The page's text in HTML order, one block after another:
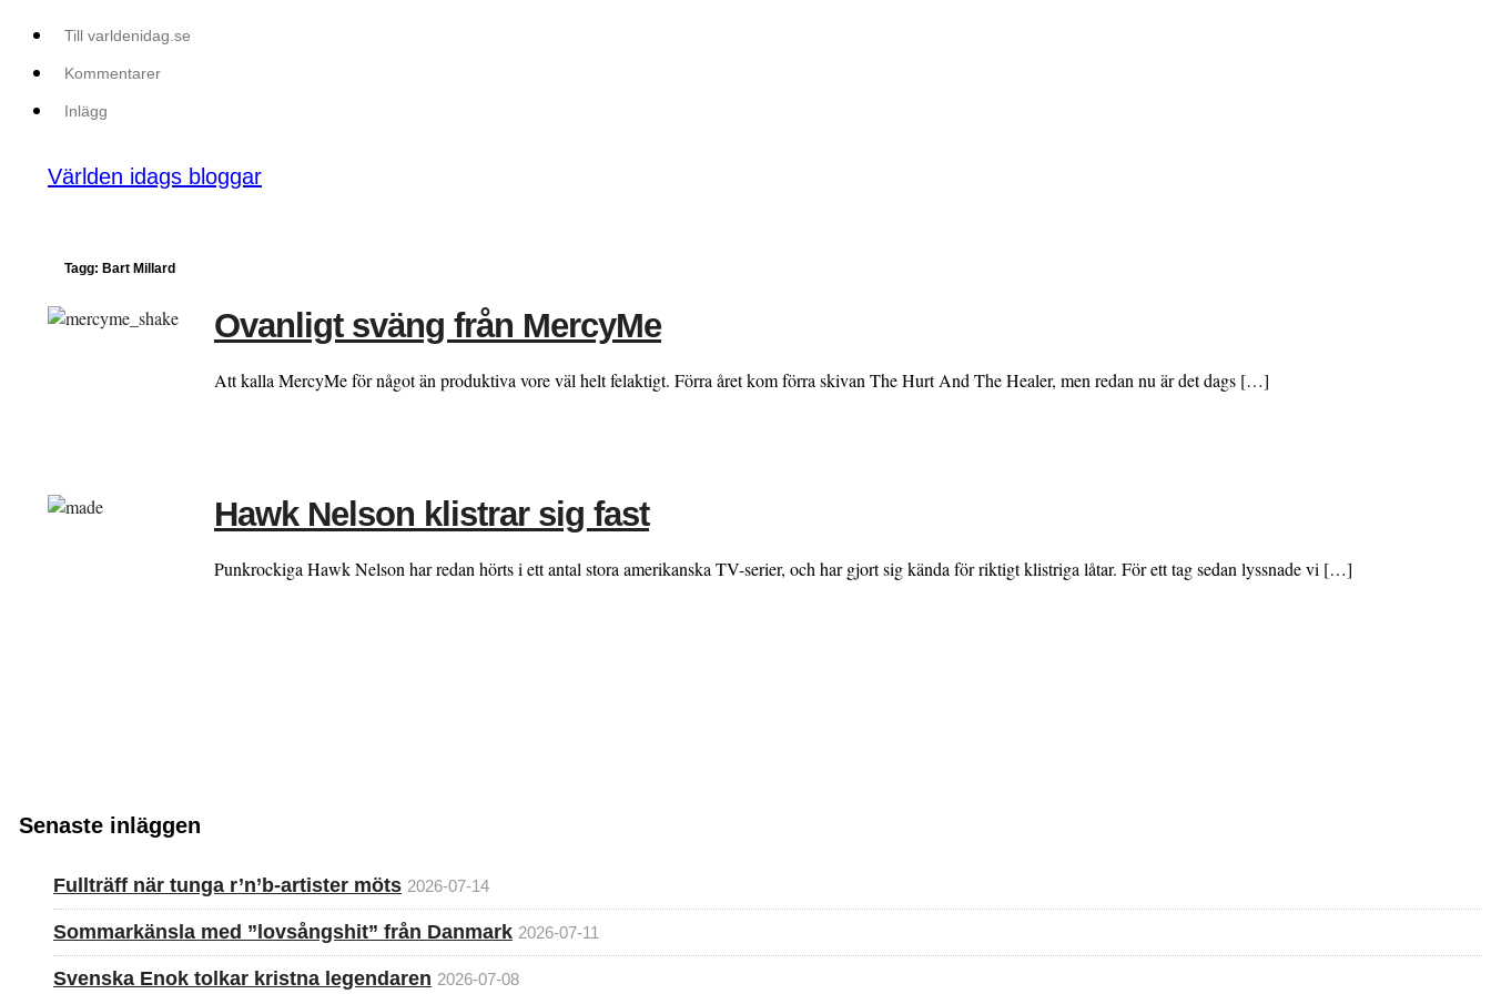
Till varldenidag.se
Kommentarer
Inlägg
Världen idags bloggar
Tagg: Bart Millard
Ovanligt sväng från MercyMe
Att kalla MercyMe för något än produktiva vore väl helt felaktigt. Förra året kom förra skivan The Hurt And The Healer, men redan nu är det dags […]
Hawk Nelson klistrar sig fast
Punkrockiga Hawk Nelson har redan hörts i ett antal stora amerikanska TV-serier, och har gjort sig kända för riktigt klistriga låtar. För ett tag sedan lyssnade vi […]
Senaste inläggen
Fullträff när tunga r’n’b-artister möts 2026-07-14
Sommarkänsla med ”lovsångshit” från Danmark 2026-07-11
Svenska Enok tolkar kristna legendaren 2026-07-08